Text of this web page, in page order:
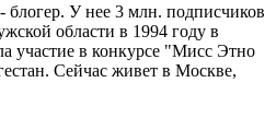
- блогер. У нее 3 млн. подписчиков
области в 1994 году в
участие в конкурсе "Мисс Этно
Сейчас живет в Москве,